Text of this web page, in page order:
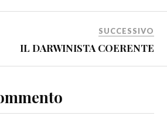
SUCCESSIVO
IL DARWINISTA COERENTE